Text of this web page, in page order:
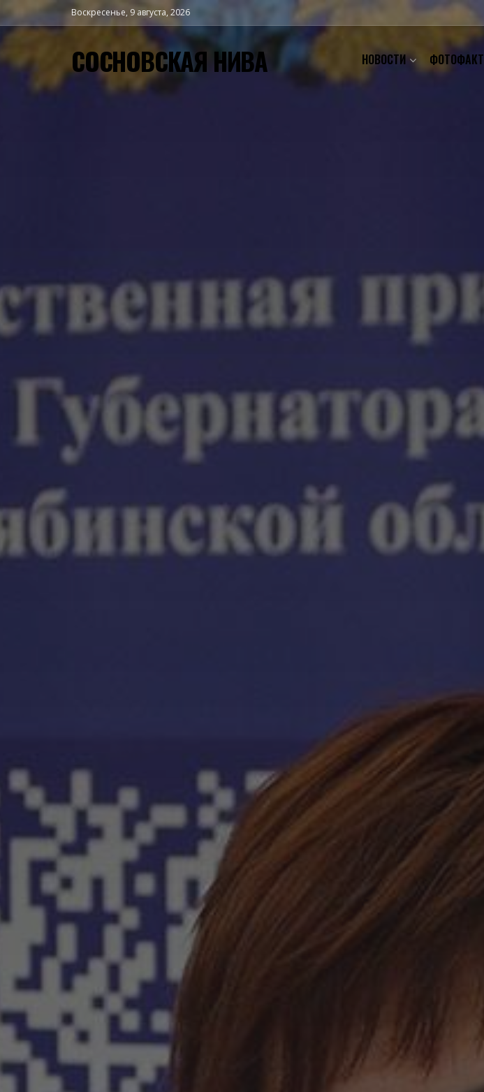
Воскресенье, 9 августа, 2026
СОСНОВСКАЯ НИВА НОВОСТИ ФОТОФАКТ